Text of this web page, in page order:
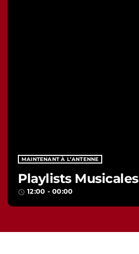
MAINTENANT À L’ANTENNE
Playlists Musicales
access_time 12:00 - 00:00